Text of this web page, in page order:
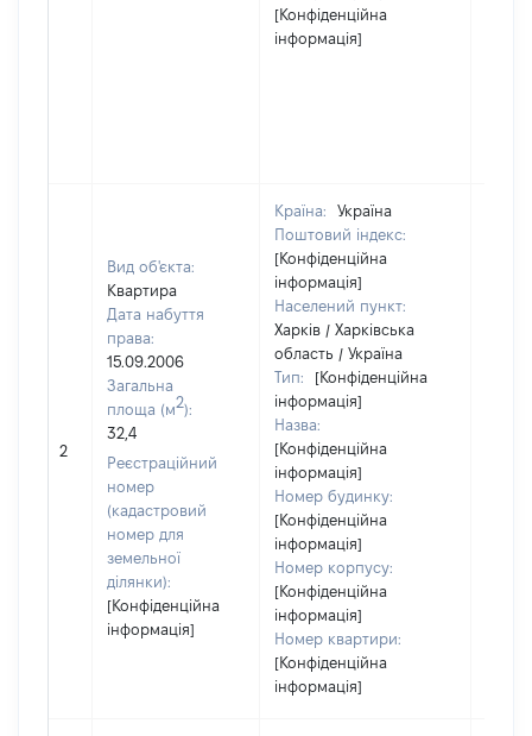
[Конфіденційна
інформація]
2
Вид об'єкта:
Квартира
Дата набуття
права:
15.09.2006
Загальна
площа (м2):
32,4
Реєстраційний
номер
(кадастровий
номер для
земельної
ділянки):
[Конфіденційна
інформація]
Країна:
Україна
Поштовий індекс:
[Конфіденційна
інформація]
Населений пункт:
Харків / Харківська
область / Україна
Тип:
[Конфіденційна
інформація]
Назва:
[Конфіденційна
інформація]
Номер будинку:
[Конфіденційна
інформація]
Номер корпусу:
[Конфіденційна
інформація]
Номер квартири:
[Конфіденційна
інформація]